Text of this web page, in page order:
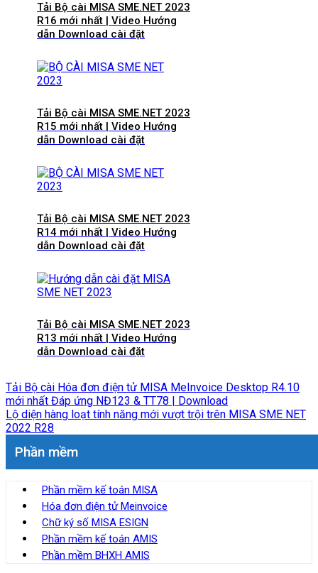
Tải Bộ cài MISA SME.NET 2023
R16 mới nhất | Video Hướng
dẫn Download cài đặt
Tải Bộ cài MISA SME.NET 2023
R15 mới nhất | Video Hướng
dẫn Download cài đặt
Tải Bộ cài MISA SME.NET 2023
R14 mới nhất | Video Hướng
dẫn Download cài đặt
Tải Bộ cài MISA SME.NET 2023
R13 mới nhất | Video Hướng
dẫn Download cài đặt
Tải Bộ cài Hóa đơn điện tử MISA MeInvoice Desktop R4.10
mới nhất Đáp ứng NĐ123 & TT78 | Download
Lộ diện hàng loạt tính năng mới vượt trội trên MISA SME NET
2022 R28
Phần mềm
Phần mềm kế toán MISA
Hóa đơn điện tử Meinvoice
Chữ ký số MISA ESIGN
Phần mềm kế toán AMIS
Phần mềm BHXH AMIS